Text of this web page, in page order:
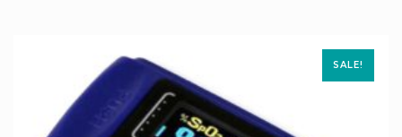
SALE!